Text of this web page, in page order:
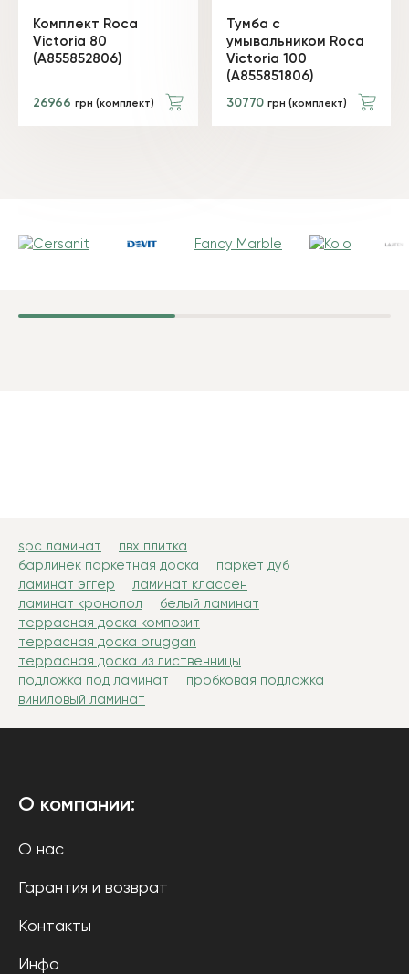
Комплект Roca
Victoria 80
(A855852806)
26966 грн (комплект)
Тумба с
умывальником Roca
Victoria 100
(A855851806)
30770 грн (комплект)
Fancy Marble
spc ламинат
пвх плитка
барлинек паркетная доска
паркет дуб
ламинат эггер
ламинат классен
ламинат кронопол
белый ламинат
террасная доска композит
террасная доска bruggan
террасная доска из лиственницы
подложка под ламинат
пробковая подложка
виниловый ламинат
О компании:
О нас
Гарантия и возврат
Контакты
Инфо